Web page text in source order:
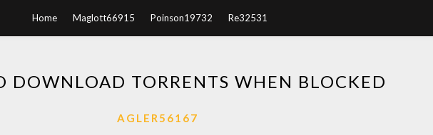
Home Maglott66915 Poinson19732 Re32531
DOWNLOAD TORRENTS WHEN BLOCKED
AGLER56167